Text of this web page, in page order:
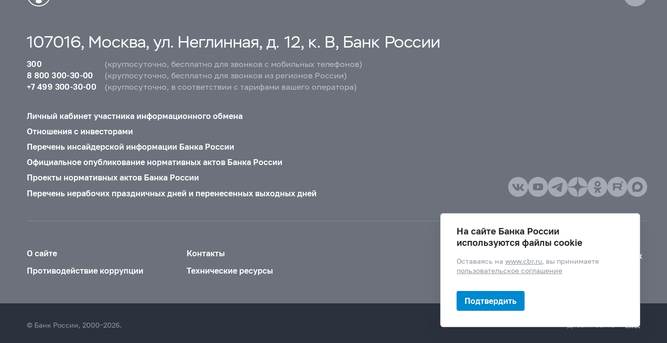
107016, Москва, ул. Неглинная, д. 12, к. В, Банк России
300
(круглосуточно, бесплатно для звонков с мобильных телефонов)
8 800 300-30-00
(круглосуточно, бесплатно для звонков из регионов России)
+7 499 300-30-00
(круглосуточно, в соответствии с тарифами вашего оператора)
Личный кабинет участника информационного обмена
Отношения с инвесторами
Перечень инсайдерской информации Банка России
Официальное опубликование нормативных актов Банка России
Проекты нормативных актов Банка России
Перечень нерабочих праздничных дней и перенесенных выходных дней
О сайте
Контакты
Противодействие коррупции
Технические ресурсы
Версия для слабовидящих
© Банк России, 2000–2026. Дизайн сайта —
На сайте Банка России
используются файлы cookie
Оставаясь наwww.cbr.ru, вы принимаете
пользовательское соглашение
Подтвердить